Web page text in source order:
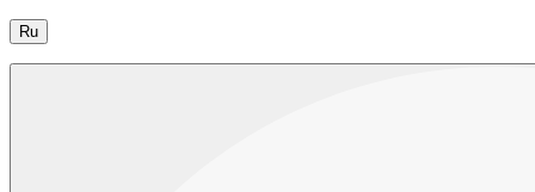
Ru